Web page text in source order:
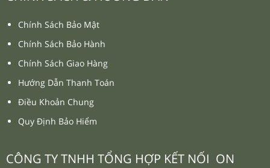
CÔNG TY TNHH TỔNG HỢP KẾT NỐI ON
Chính Sách Bảo Mật
Chính Sách Bảo Hành
Chính Sách Giao Hàng
Hướng Dẫn Thanh Toán
Điều Khoản Chung
Quy Định Bảo Hiểm